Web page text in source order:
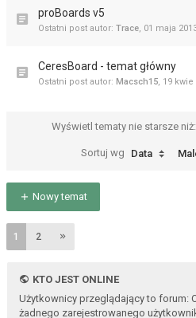
proBoards v5
Ostatni post autor: Trace, 01 maja
CeresBoard - temat główny
Ostatni post autor: Macsch15, 19 kwie
Wyświetl tematy nie starsze niż:
Sortuj wg Data
Nowy temat
1 2
KTO JEST ONLINE
Użytkownicy przeglądający to forum:
żadnego zarejestrowanego